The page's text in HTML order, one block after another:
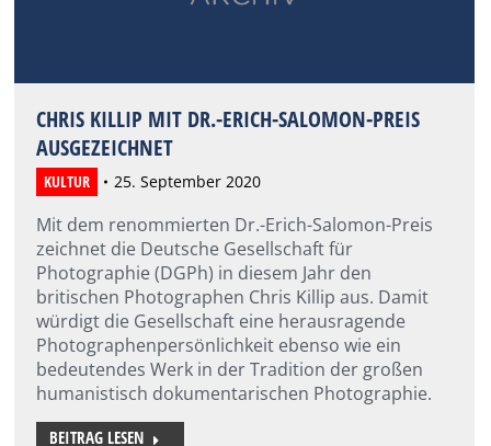
CHRIS KILLIP MIT DR.-ERICH-SALOMON-PREIS
AUSGEZEICHNET
KULTUR 25. September 2020
Mit dem renommierten Dr.-Erich-Salomon-Preis
zeichnet die Deutsche Gesellschaft für
Photographie (DGPh) in diesem Jahr den
britischen Photographen Chris Killip aus. Damit
würdigt die Gesellschaft eine herausragende
Photographenpersönlichkeit ebenso wie ein
bedeutendes Werk in der Tradition der großen
humanistisch dokumentarischen Photographie.
BEITRAG LESEN